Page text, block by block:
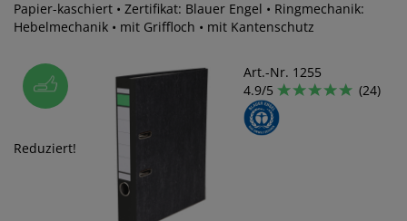
Papier-kaschiert • Zertifikat: Blauer Engel • Ringmechanik:
Hebelmechanik • mit Griffloch • mit Kantenschutz
Reduziert!
Art.-Nr. 1255
4.9/5
(24)